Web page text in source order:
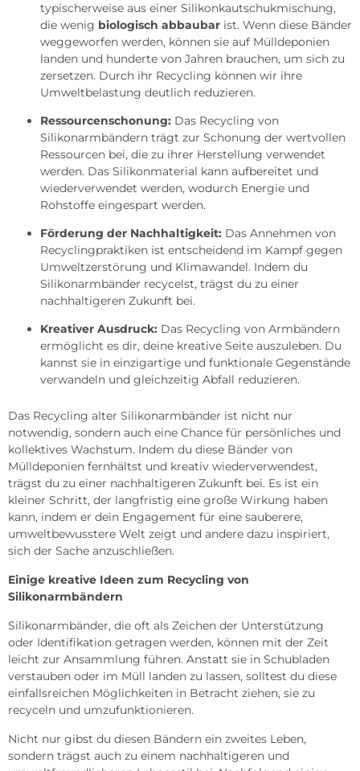
typischerweise aus einer Silikonkautschukmischung,
die wenig biologisch abbaubar ist. Wenn diese Bänder
weggeworfen werden, können sie auf Mülldeponien
landen und hunderte von Jahren brauchen, um sich zu
zersetzen. Durch ihr Recycling können wir ihre
Umweltbelastung deutlich reduzieren.
Ressourcenschonung: Das Recycling von
Silikonarmbändern trägt zur Schonung der wertvollen
Ressourcen bei, die zu ihrer Herstellung verwendet
werden. Das Silikonmaterial kann aufbereitet und
wiederverwendet werden, wodurch Energie und
Rohstoffe eingespart werden.
Förderung der Nachhaltigkeit: Das Annehmen von
Recyclingpraktiken ist entscheidend im Kampf gegen
Umweltzerstörung und Klimawandel. Indem du
Silikonarmbänder recycelst, trägst du zu einer
nachhaltigeren Zukunft bei.
Kreativer Ausdruck: Das Recycling von Armbändern
ermöglicht es dir, deine kreative Seite auszuleben. Du
kannst sie in einzigartige und funktionale Gegenstände
verwandeln und gleichzeitig Abfall reduzieren.
Das Recycling alter Silikonarmbänder ist nicht nur
notwendig, sondern auch eine Chance für persönliches und
kollektives Wachstum. Indem du diese Bänder von
Mülldeponien fernhältst und kreativ wiederverwendest,
trägst du zu einer nachhaltigeren Zukunft bei. Es ist ein
kleiner Schritt, der langfristig eine große Wirkung haben
kann, indem er dein Engagement für eine sauberere,
umweltbewusstere Welt zeigt und andere dazu inspiriert,
sich der Sache anzuschließen.
Einige kreative Ideen zum Recycling von
Silikonarmbändern
Silikonarmbänder, die oft als Zeichen der Unterstützung
oder Identifikation getragen werden, können mit der Zeit
leicht zur Ansammlung führen. Anstatt sie in Schubladen
verstauben oder im Müll landen zu lassen, solltest du diese
einfallsreichen Möglichkeiten in Betracht ziehen, sie zu
recyceln und umzufunktionieren.
Nicht nur gibst du diesen Bändern ein zweites Leben,
sondern trägst auch zu einem nachhaltigeren und